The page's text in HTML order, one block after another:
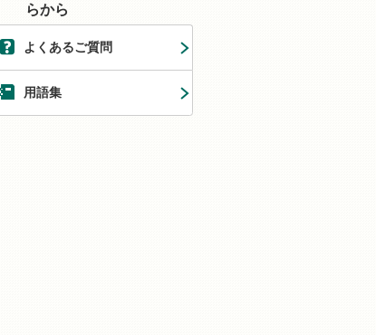
らから
よくあるご質問
用語集